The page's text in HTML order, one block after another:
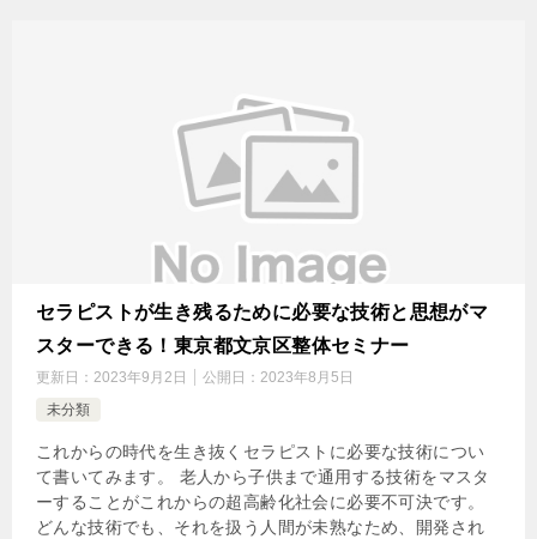
セラピストが生き残るために必要な技術と思想がマ
スターできる！東京都文京区整体セミナー
更新日： 2023年9月2日 公開日： 2023年8月5日
未分類
これからの時代を生き抜くセラピストに必要な技術につい
て書いてみます。 老人から子供まで通用する技術をマスタ
ーすることがこれからの超高齢化社会に必要不可決です。
どんな技術でも、それを扱う人間が未熟なため、開発され